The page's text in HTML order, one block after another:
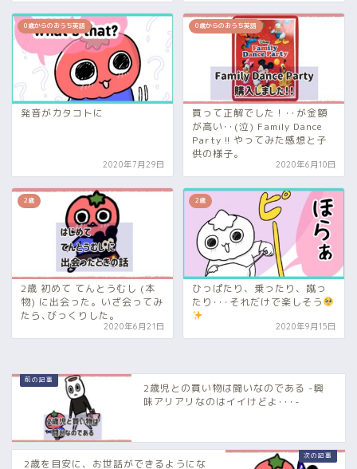
0歳からのおうち英語
発音がカタコトに
2020年7月29日
0歳からのおうち英語
買って正解でした！･･が金額
が高い･･(泣) Family Dance
Party !! やってみた感想と子
供の様子。
2020年6月10日
2歳
2歳 初めて てんとうむし (本
物) に出会った。いざ会ってみ
たら､びっくりした。
2020年6月21日
2歳
ひっぱたり、乗ったり、蹴っ
たり･･･それだけで楽しそう
2020年9月15日
2歳児との買い物は闘いなのである -興
味アリアリなのはイイけどよ･･･-
2歳を目安に、お世話ができるようにな